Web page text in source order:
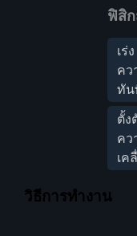
ฟิสิ
เร่ง
คว
ทัน
ตั้
คว
เค
วิธีการทำงาน